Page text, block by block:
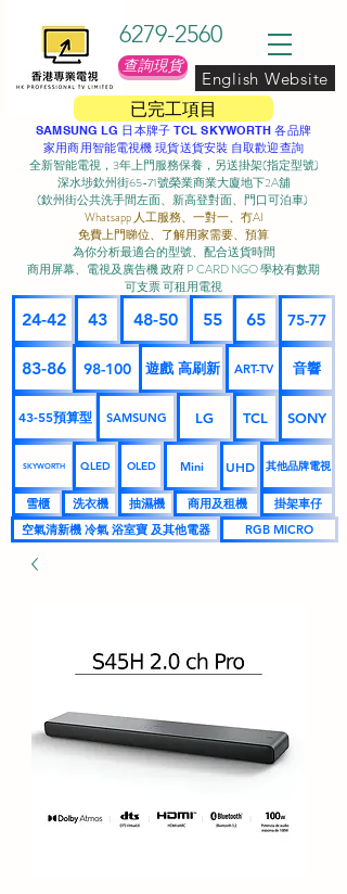
已完工項目
6279-2560
查詢現貨
English Website
SAMSUNG LG 日本牌子 TCL SKYWORTH 各品牌
家用商用智能電視機 現貨送貨安裝 自取歡迎查詢
全新智能電視，3年上門服務保養，另送掛架(指定型號)
深水埗欽州街65-71號榮業商業大廈地下2A舖
(欽州街公共洗手間左面、新高登對面、門口可泊車) ​
Whatsapp 人工服務、一對一、冇AI
免費上門睇位、了解用家需要、預算
為你分析最適合的型號、配合送貨時間
商用屏幕、電視及廣告機 政府 P CARD NGO 學校有數期
可支票 可租用電視
24-42 43 48-50 55 65 75-77
83-86 98-100 遊戲 高刷新 ART-TV 音響
43-55預算型 SAMSUNG LG TCL SONY
SKYWORTH QLED OLED Mini UHD 其他品牌電視
雪櫃 洗衣機 抽濕機 商用及租機
掛架車仔
空氣清新機 冷氣 浴室寶 及其他電器
RGB MICRO